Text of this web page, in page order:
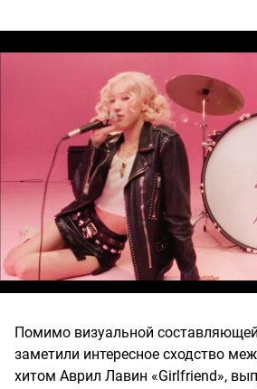
Помимо визуальной
заметили интересное сходство
хитом Аврил Лавин «Girlfriend»,